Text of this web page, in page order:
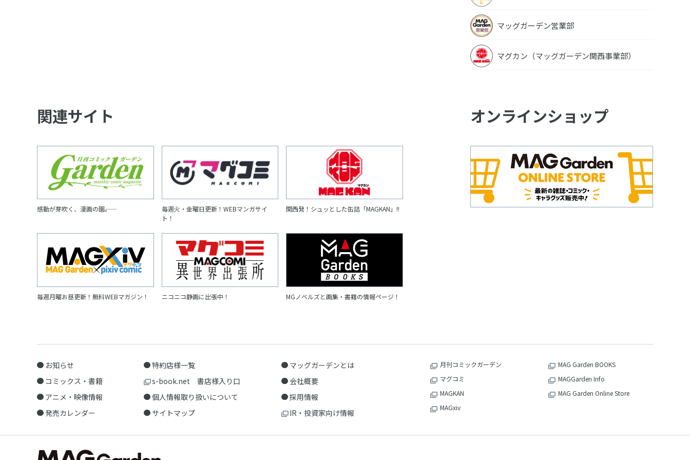
マッグガーデン営業部
マグカン（マッグガーデン関西事業部）
関連サイト
感動が芽吹く、漫画の園――。
毎週火・金曜日更新！WEBマンガサイ
ト！
関西発！シュッとした缶詰「MAGKAN」!!
毎週月曜お昼更新！無料WEBマガジン！ ニコニコ静画に出張中！ MGノベルズと画集・書籍の情報ページ！
オンラインショップ
お知らせ
コミックス・書籍
アニメ・映像情報
発売カレンダー
特約店様一覧
s-book.net 書店様入り口
個人情報取り扱いについて
サイトマップ
マッグガーデンとは
会社概要
採用情報
IR・投資家向け情報
月刊コミックガーデン
マグコミ
MAGKAN
MAGxiv
MAG Garden BOOKS
MAGGarden Info
MAG Garden Online Store